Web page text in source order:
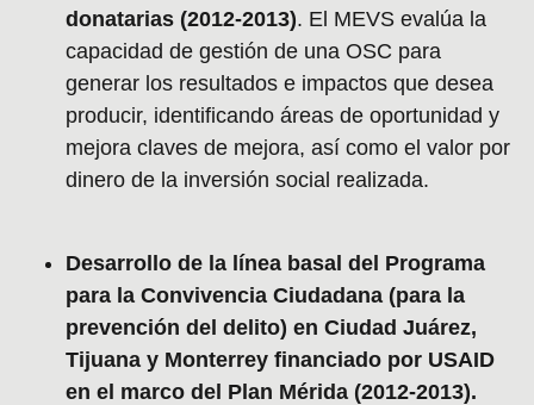
donatarias (2012-2013). El MEVS evalúa la
capacidad de gestión de una OSC para
generar los resultados e impactos que desea
producir, identificando áreas de oportunidad y
mejora claves de mejora, así como el valor por
dinero de la inversión social realizada.
Desarrollo de la línea basal del Programa
para la Convivencia Ciudadana (para la
prevención del delito) en Ciudad Juárez,
Tijuana y Monterrey financiado por USAID
en el marco del Plan Mérida (2012-2013).